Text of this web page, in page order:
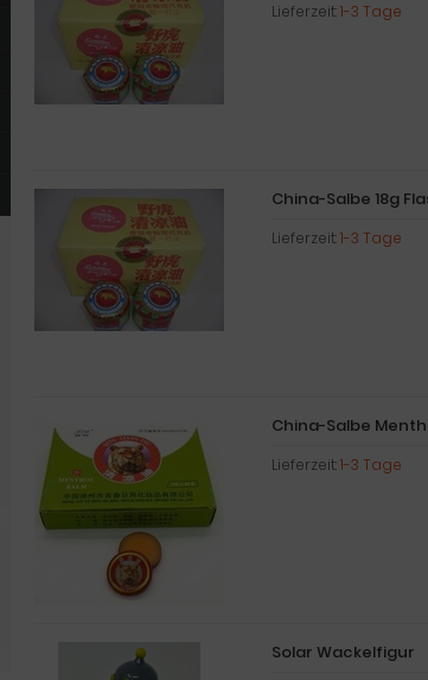
Lieferzeit:1-3 Tage
China-Salbe 18g
Lieferzeit:1-3 Tage
China-Salbe
Lieferzeit:1-3 Tage
Solar Wackelfigur